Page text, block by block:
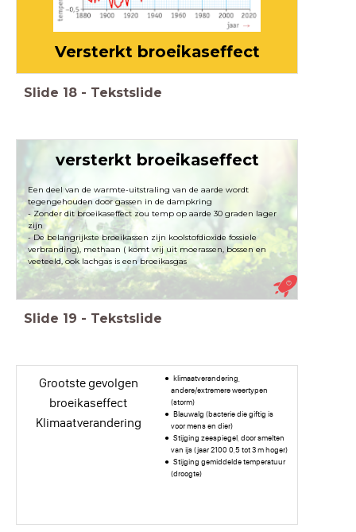
Versterkt broeikaseffect
Slide 18 - Tekstslide
versterkt broeikaseffect
Een deel van de warmte-uitstraling van de aarde wordt
tegengehouden door gassen in de dampkring
- Zonder dit broeikaseffect zou temp op aarde 30 graden lager
zijn
- De belangrijkste broeikassen zijn koolstofdioxide fossiele
verbranding), methaan ( komt vrij uit moerassen, bossen en
veeteeld, ook lachgas is een broeikasgas
Slide 19 - Tekstslide
Grootste gevolgen
broeikaseffect
Klimaatverandering
klimaatverandering,
andere/extremere weertypen
(storm)
Blauwalg (bacterie die giftig is
voor mens en dier)
Stijging zeespiegel, door smelten
van ijs (jaar 2100 0,5 tot 3 m hoger)
Stijging gemiddelde temperatuur
(droogte)